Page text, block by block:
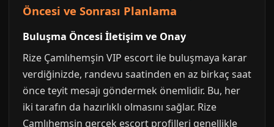
Öncesi ve Sonrası Planlama
Buluşma Öncesi İletişim ve Onay
Rize Çamlıhemşin VIP escort ile buluşmaya karar
verdiğinizde, randevu saatinden en az birkaç saat
önce teyit mesajı göndermek önemlidir. Bu, her
iki tarafın da hazırlıklı olmasını sağlar. Rize
Çamlıhemşin gerçek escort profilleri genellikle